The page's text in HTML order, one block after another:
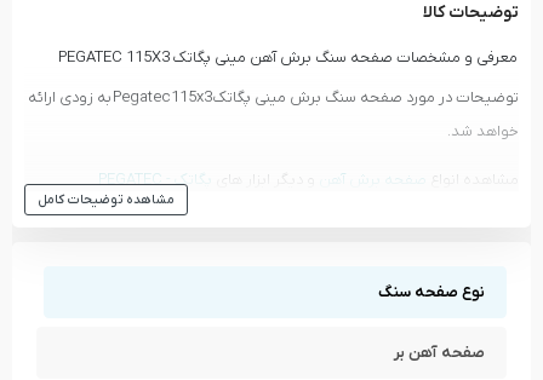
توضیحات کالا
معرفی و مشخصات صفحه سنگ برش آهن مینی پگاتک PEGATEC 115X3
توضیحات در مورد صفحه سنگ برش مینی پگاتک Pegatec 115x3 به زودی ارائه
خواهد شد.
مشاهده انواع صفحه برش آهن و دیگر ابزار های
پگاتک - PEGATEC
مشاهده توضیحات کامل
نوع صفحه سنگ
صفحه آهن بر